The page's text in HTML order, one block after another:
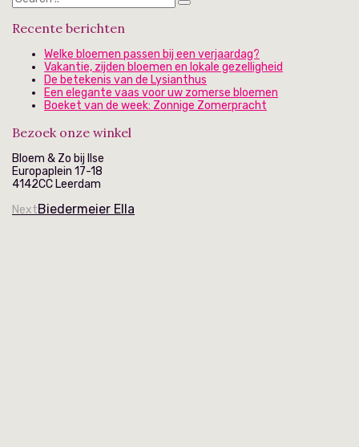
Recente berichten
Welke bloemen passen bij een verjaardag?
Vakantie, zijden bloemen en lokale gezelligheid
De betekenis van de Lysianthus
Een elegante vaas voor uw zomerse bloemen
Boeket van de week: Zonnige Zomerpracht
Bezoek onze winkel
Bloem & Zo bij Ilse
Europaplein 17-18
4142CC Leerdam
NextBiedermeier Ella